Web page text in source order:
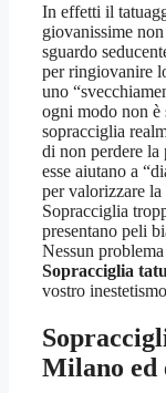
In effetti il
giovanissime
sguardo
per ringiovanire
uno
ogni modo non è
sopracciglia
di non perdere la
esse aiutano a
per valorizzare
Sopracciglia
presentano peli
Nessun
Sopracciglia
vostro
Milano ed